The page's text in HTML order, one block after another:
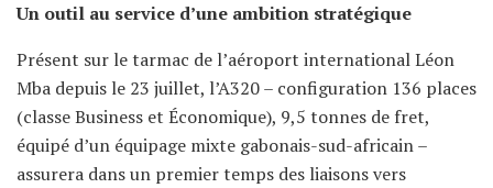
Un outil au service d’une ambition stratégique
Présent sur le tarmac de l’aéroport international Léon
Mba depuis le 23 juillet, l’A320 – configuration 136 places
(classe Business et Économique), 9,5 tonnes de fret,
équipé d’un équipage mixte gabonais-sud-africain –
assurera dans un premier temps des liaisons vers